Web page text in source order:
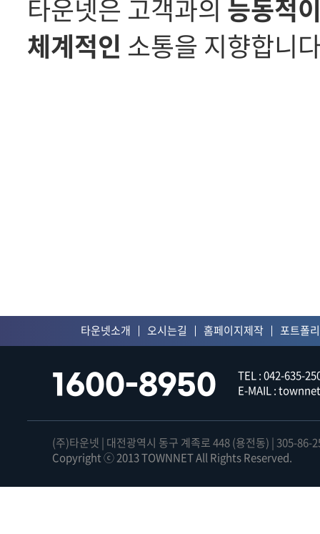
타운넷은 고객과의 능동적
체계적인 소통을 지향합니
타운넷소개 오시는길 홈페이지제작 포트폴
1600-8950
TEL : 042-635-
E-MAIL :
(주)타운넷 | 대전광역시 동구 계족로 448 (용전동) | 305-86-
Copyright ⓒ 2013 TOWNNET All Rights Reserved.